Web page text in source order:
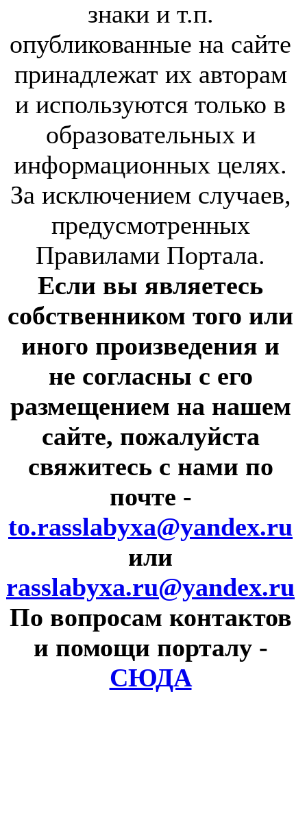
знаки и т.п.
опубликованные на сайте
принадлежат их авторам
и используются только в
образовательных и
информационных целях.
За исключением случаев,
предусмотренных
Правилами Портала.
Если вы являетесь
собственником того или
иного произведения и
не согласны с его
размещением на нашем
сайте, пожалуйста
свяжитесь с нами по
почте -
to.rasslabyxa@yandex.ru
или
rasslabyxa.ru@yandex.ru
По вопросам контактов
и помощи порталу -
СЮДА